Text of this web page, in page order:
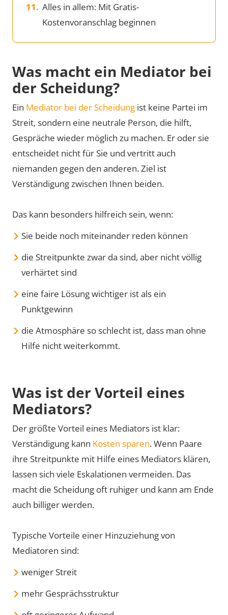
Alles in allem: Mit Gratis-
Kostenvoranschlag beginnen
Was macht ein Mediator bei
der Scheidung?
Ein Mediator bei der Scheidung ist keine Partei im
Streit, sondern eine neutrale Person, die hilft,
Gespräche wieder möglich zu machen. Er oder sie
entscheidet nicht für Sie und vertritt auch
niemanden gegen den anderen. Ziel ist
Verständigung zwischen Ihnen beiden.
Das kann besonders hilfreich sein, wenn:
Sie beide noch miteinander reden können
die Streitpunkte zwar da sind, aber nicht völlig
verhärtet sind
eine faire Lösung wichtiger ist als ein
Punktgewinn
die Atmosphäre so schlecht ist, dass man ohne
Hilfe nicht weiterkommt.
Was ist der Vorteil eines
Mediators?
Der größte Vorteil eines Mediators ist klar:
Verständigung kann Kosten sparen. Wenn Paare
ihre Streitpunkte mit Hilfe eines Mediators klären,
lassen sich viele Eskalationen vermeiden. Das
macht die Scheidung oft ruhiger und kann am Ende
auch billiger werden.
Typische Vorteile einer Hinzuziehung von
Mediatoren sind:
weniger Streit
mehr Gesprächsstruktur